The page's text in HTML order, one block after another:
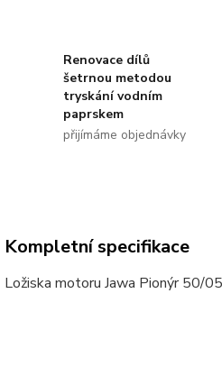
Renovace dílů
šetrnou metodou
tryskání vodním
paprskem
přijímáme objednávky
Kompletní specifikace
Ložiska motoru Jawa Pionýr 50/